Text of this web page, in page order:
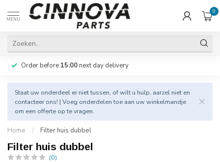
MENU
0
Order before 15:00next day delivery
Staat uw onderdeel er niet tussen, of wilt u hulp, aarzel niet en
contacteer ons! | Voeg onderdelen toe aan uw winkelmandje
om een offerte op te vragen.
Home / Filter huis dubbel
Filter huis dubbel
(0)